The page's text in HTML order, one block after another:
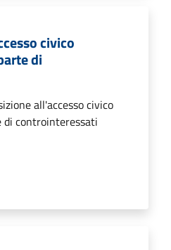
civico
di
all'accesso civico
di controinteressati